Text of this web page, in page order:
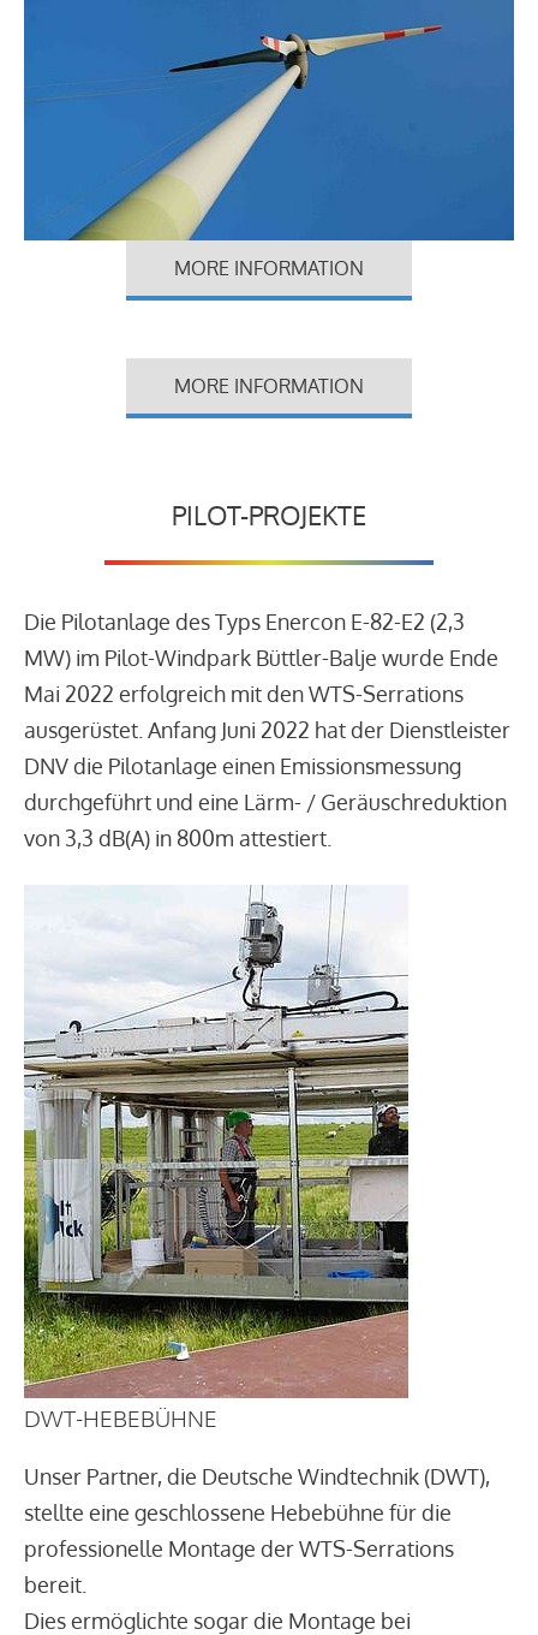
MORE INFORMATION
MORE INFORMATION
PILOT-PROJEKTE
Die Pilotanlage des Typs Enercon E-82-E2 (2,3
MW) im Pilot-Windpark Büttler-Balje wurde Ende
Mai 2022 erfolgreich mit den WTS-Serrations
ausgerüstet. Anfang Juni 2022 hat der Dienstleister
DNV die Pilotanlage einen Emissionsmessung
durchgeführt und eine Lärm- / Geräuschreduktion
von 3,3 dB(A) in 800m attestiert.
DWT-HEBEBÜHNE
Unser Partner, die Deutsche Windtechnik (DWT),
stellte eine geschlossene Hebebühne für die
professionelle Montage der WTS-Serrations
bereit.
Dies ermöglichte sogar die Montage bei